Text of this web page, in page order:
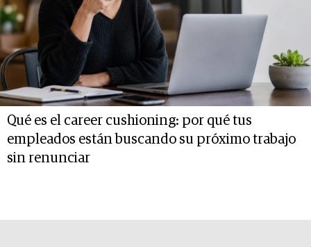
Qué es el career cushioning: por qué tus
empleados están buscando su próximo trabajo
sin renunciar